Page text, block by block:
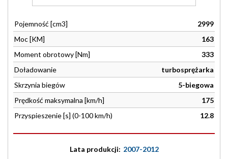
Pojemność [cm3]
2999
Moc [KM]
163
Moment obrotowy [Nm]
333
Doładowanie
turbosprężarka
Skrzynia biegów
5-biegowa
Prędkość maksymalna [km/h]
175
Przyspieszenie [s] (0-100 km/h)
12.8
Lata produkcji: 2007-2012